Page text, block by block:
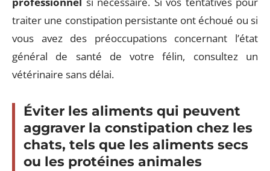
traiter une constipation persistante ont échoué ou si
vous avez des préoccupations concernant l’état
général de santé de votre félin, consultez un
vétérinaire sans délai.
Éviter les aliments qui peuvent
aggraver la constipation chez les
chats, tels que les aliments secs
ou les protéines animales